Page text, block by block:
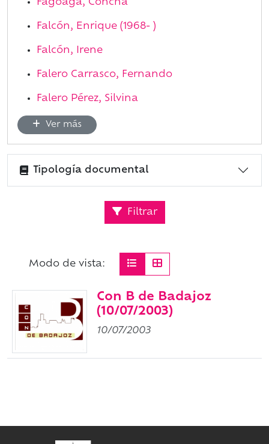
Fagoaga, Concha
Falcón, Enrique (1968- )
Falcón, Irene
Falero Carrasco, Fernando
Falero Pérez, Silvina
Ver más
Tipología documental
Filtrar
Modo de vista:
Con B de Badajoz
(10/07/2003)
10/07/2003